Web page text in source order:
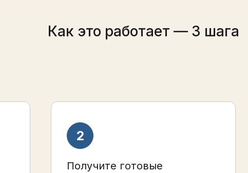
Как это работает — 3 шага
Получите готовые